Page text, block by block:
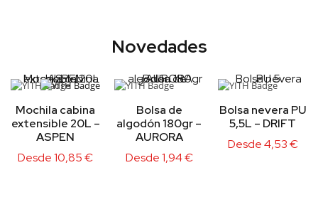
Novedades
Mochila cabina
extensible 20L –
ASPEN
Desde10,85€
Bolsa de
algodón 180gr –
AURORA
Desde1,94€
Bolsa nevera PU
5,5L – DRIFT
Desde4,53€